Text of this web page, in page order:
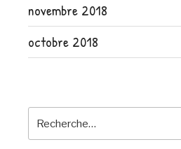
novembre 2018
octobre 2018
Recherche
pour